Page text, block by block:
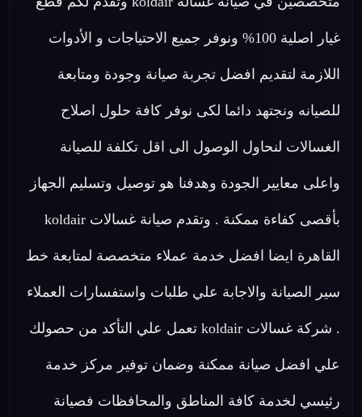
غيار اصلية 100% ونوفر جميع الاحتياجات و الأدوات
اللازمة لتقديم افضل تجربة صيانة وجودة ومتابعة
للصيانه ونجتهد دائما لكى نوفر كافة حلول اصلاح
الغسالات لنحاول الوصول الى اقل تكلفة للصيانة
واعلى معايير الجودة وهدفنا هو توصيل وتسليم الجهاز
بأقصى كفاءة ممكنة . وتقدم صيانة غسالات koldair
القاهرة ايضا افضل خدمة عملاء متخصصة لمتابعة خط
سير الصيانة والاجابة علي طلبات واستفسارات العملاء
. شركة غسالات koldair تعمل علي التأكد من حصولك
علي افضل صيانة ممكنة وضمان توفير مركز خدمة
رئيسي لخدمة كافة المناطق والمحافظات فصيانة